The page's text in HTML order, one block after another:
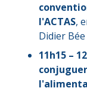
l'ACTAS,
Didier
11h15 –